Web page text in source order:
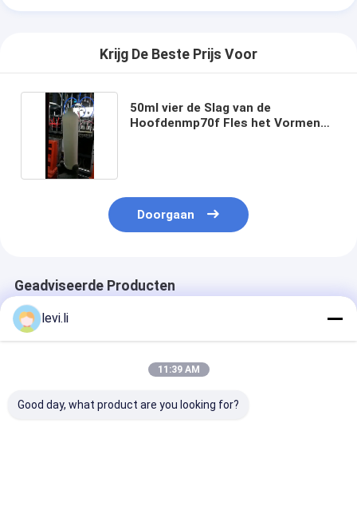
Krijg De Beste Prijs Voor
50ml vier de Slag van de
Hoofdenmp70f Fles het Vormen
Doorgaan
Geadviseerde Producten
levi.li
11:39 AM
Good day, what product are you looking for?